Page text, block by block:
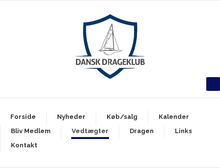
Forside Nyheder Køb/salg
Kalender
Bliv Medlem
Vedtægter Dragen
Links
Kontakt